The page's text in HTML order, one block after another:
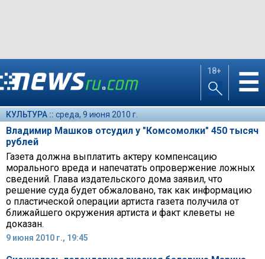
18+ ☰
КУЛЬТУРА :: среда, 9 июня 2010 г.
Владимир Машков отсудил у "Комсомолки" 450 тысяч
рублей
Газета должна выплатить актеру компенсацию
морального вреда и напечатать опровержение ложных
сведений. Глава издательского дома заявил, что
решение суда будет обжаловано, так как информацию
о пластической операции артиста газета получила от
ближайшего окружения артиста и факт клеветы не
доказан.
9 июня 2010 г., 19:45